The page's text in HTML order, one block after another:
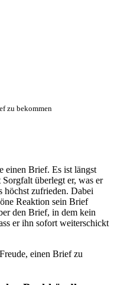
zu bekommen
einen Brief. Es ist längst
überlegt er, was er
höchst zufrieden. Dabei
Reaktion sein Brief
den Brief, in dem kein
er ihn sofort weiterschickt
einen Brief zu